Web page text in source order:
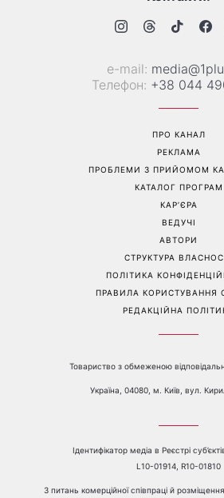
е-mail:
Телефон: +38 044
ПРО КАНАЛ
РЕКЛАМА
ПРОБЛЕМИ З ПРИЙОМОМ
КАТАЛОГ ПРОГРАМ
КАР’ЄРА
ВЕДУЧІ
АВТОРИ
СТРУКТУРА
ПОЛІТИКА
ПРАВИЛА КОРИСТУВАННЯ
РЕДАКЦІЙНА
Товариство з обмеженою
Україна, 04080, м. Київ, вул.
Ідентифікатор медіа в Реєстрі
L10-01914, R10-01810
З питань комерційної співпраці й